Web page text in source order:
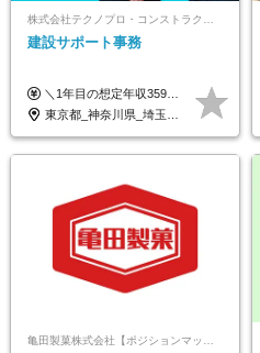
株式会社テクノプロ・コンストラクション
建設サポート事務
＼1年目の想定年収359万円～407万円／ 下記(1)～(3)のいずれかを、ご希望や適性を考慮したうえで決定します。 (1)月給23万1,000円＋賞与年2回（計2ヶ月分） (2)月給26万5,000円＋賞与なし （一律支給の業績手当6万6,200円を含む） (3)月給29万5,675円＋賞与なし （一律支給の業績手当6万6,200円＋固定残業手当15時間分／3万675円を含む※超過分は別途支給） ▼(3)の場合の入社時研修中の給与 月給26万5,000円＋賞与なし （一律支給の業績手当6万6,200円を含む） ※試用期間は2ヶ月間です。 期間中の給与・待遇に変更はありません。
東京都_神奈川県_埼玉県_千葉県_大阪府_愛知県_北海道_青森県_岩手県_宮城県_秋田県_山形県_福島県_茨城県_栃木県_群馬県_新潟県_山梨県_長野県_富山県_石川県_福井県_静岡県_岐阜県_三重県_兵庫県_京都府_滋賀県_奈良県_和歌山県_広島県_岡山県_鳥取県_島根県_山口県_徳島県_香川県_愛媛県_高知県_福岡県_熊本県_佐賀県_長崎県_大分県_宮崎県_鹿児島県_沖縄県